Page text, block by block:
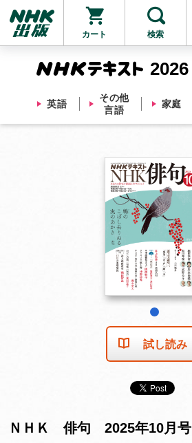
カート 検索
2026
英語
その他
言語
家庭
他にも商品を買
試し読み
ＮＨＫ 俳句 2025年10月号